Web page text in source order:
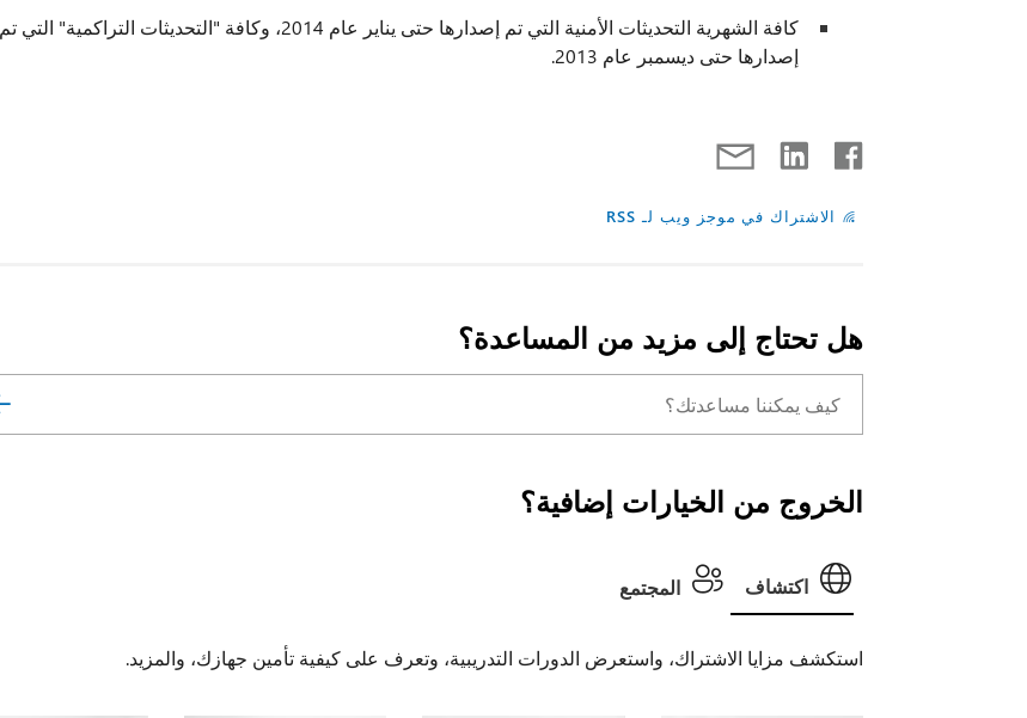
كافة الشهرية التحديثات الأمنية التي تم إصدارها حتى يناير عام 2014، وكافة "التحديثات التراكمية" التي تم
إصدارها حتى ديسمبر عام 2013.
الاشتراك في موجز ويب لـ RSS
هل تحتاج إلى مزيد من المساعدة؟
الخروج من الخيارات إضافية؟
اكتشاف المجتمع
استكشف مزايا الاشتراك، واستعرض الدورات التدريبية، وتعرف على كيفية تأمين جهازك، والمزيد.